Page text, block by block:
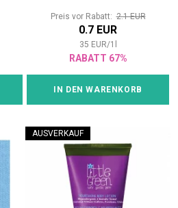
Preis vor Rabatt:2.1 EUR
0.7 EUR
35 EUR/1
RABATT 67%
IN DEN WARENKORB
AUSVERKAUF